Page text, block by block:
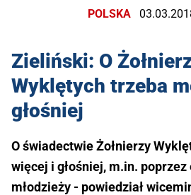
POLSKA
Zieliński: O
Wyklętych trzeba
głośniej
O świadectwie Żołnierzy
więcej i głośniej, m.in.
młodzieży - powiedział